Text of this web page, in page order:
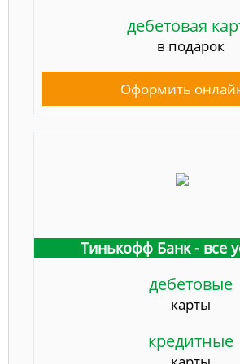
дебетовая
в подарок
Оформить
Тинькофф Банк - все
дебетовые
карты
кредитные